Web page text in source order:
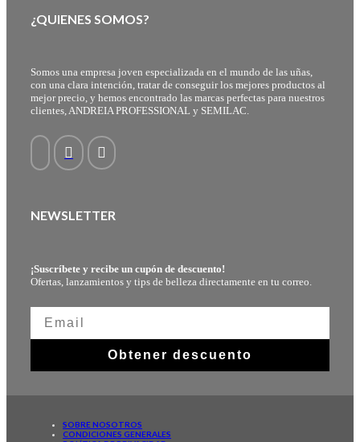
¿QUIENES SOMOS?
Somos una empresa joven especializada en el mundo de las uñas,
con una clara intención, tratar de conseguir los mejores productos al
mejor precio, y hemos encontrado las marcas perfectas para nuestros
clientes, ANDREIA PROFESSIONAL y SEMILAC.
NEWSLETTER
¡Suscríbete y recibe un cupón de descuento!
Ofertas, lanzamientos y tips de belleza directamente en tu correo.
Obtener descuento
SOBRE NOSOTROS
CONDICIONES GENERALES